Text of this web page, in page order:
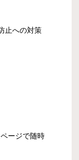
止への対策
ージで随時